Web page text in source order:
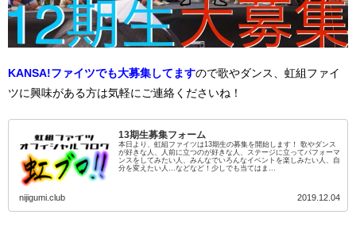
KANSA!ファイツでも大募集してますので歌やダンス、虹組ファイ
ツに興味がある方は気軽にご連絡くださいね！
13期生募集フォーム
本日より、虹組ファイツは13期生の募集を開始します！ 歌やダンス
が好きな人、人前に立つのが好きな人、ステージに立ってパフォーマ
ンスをしてみたい人、みんなでいろんなイベントを楽しみたい人、自
分を変えたい人…などなど！少しでも当てはま...
nijigumi.club 2019.12.04